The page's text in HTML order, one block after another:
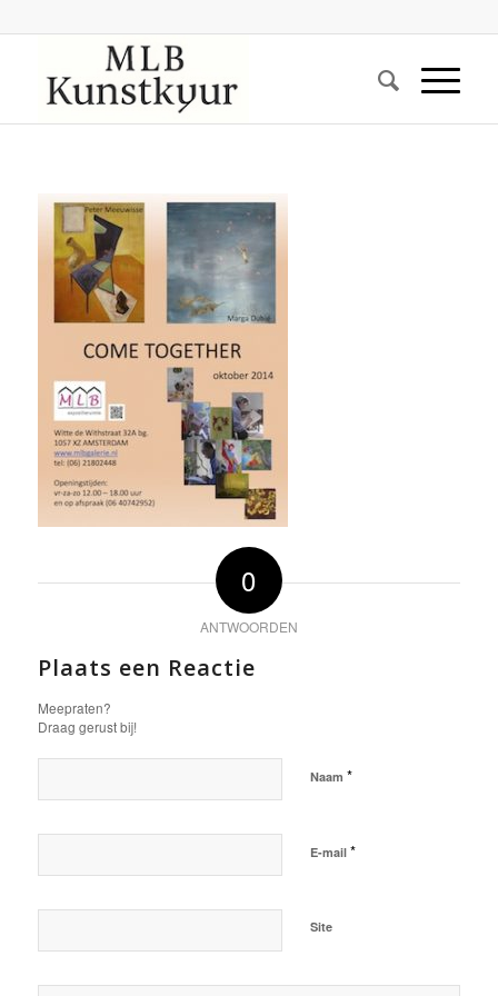
0
ANTWOORDEN
Plaats een Reactie
Meepraten?
Draag gerust bij!
Naam *
E-mail *
Site